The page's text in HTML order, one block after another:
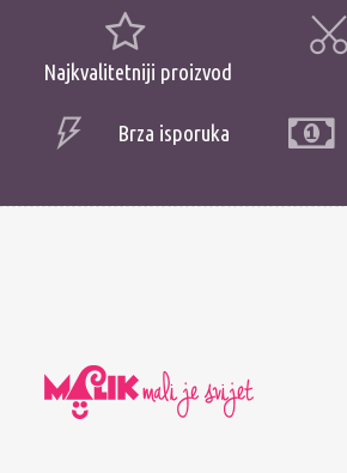
Najkvalitetniji proizvod
Brza isporuka